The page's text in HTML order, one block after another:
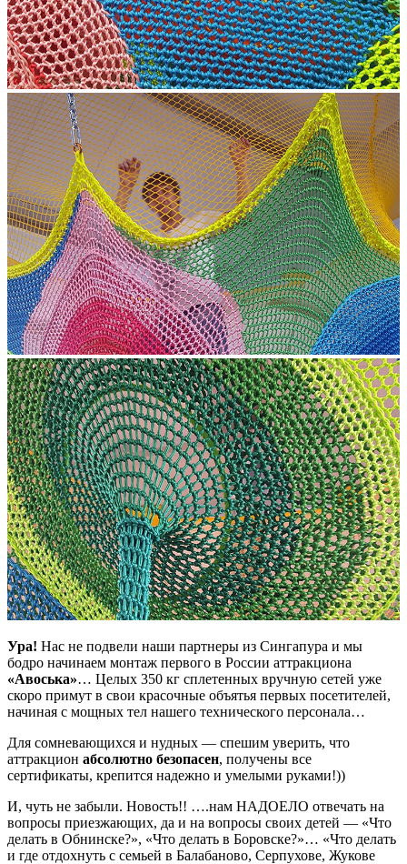
Ура! Нас не подвели наши партнеры из Сингапура и мы
бодро начинаем монтаж первого в России аттракциона
«Авоська»… Целых 350 кг сплетенных вручную сетей уже
скоро примут в свои красочные объятья первых посетителей,
начиная с мощных тел нашего технического персонала…
Для сомневающихся и нудных — спешим уверить, что
аттракцион абсолютно безопасен, получены все
сертификаты, крепится надежно и умелыми руками!))
И, чуть не забыли. Новость!! ….нам НАДОЕЛО отвечать на
вопросы приезжающих, да и на вопросы своих детей — «Что
делать в Обнинске?», «Что делать в Боровске?»… «Что делать
и где отдохнуть с семьей в Балабаново, Серпухове, Жукове